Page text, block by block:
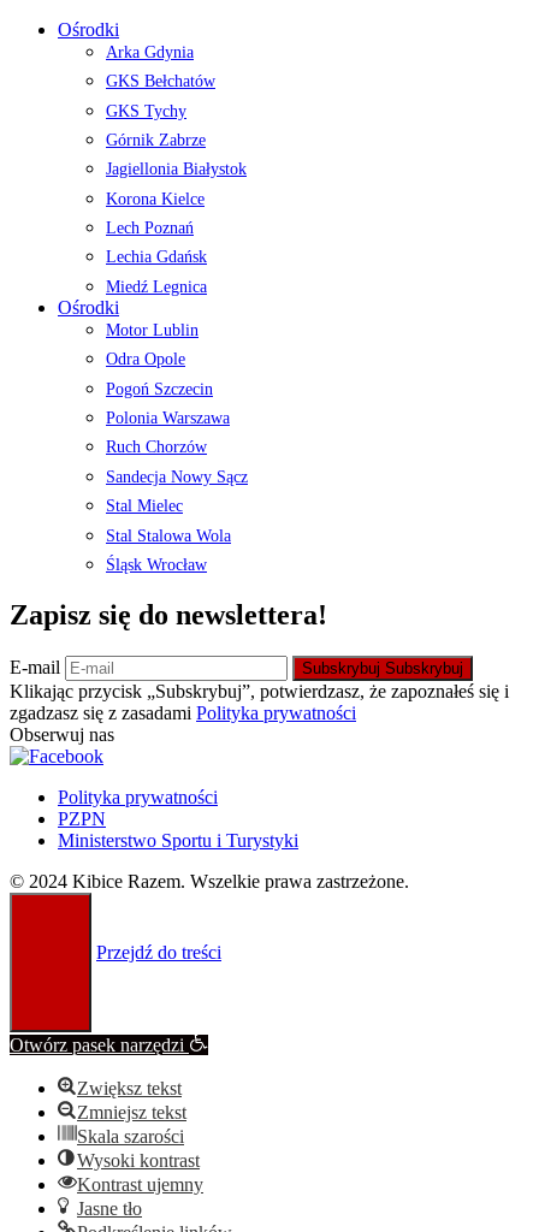
Ośrodki
Arka Gdynia
GKS Bełchatów
GKS Tychy
Górnik Zabrze
Jagiellonia Białystok
Korona Kielce
Lech Poznań
Lechia Gdańsk
Miedź Legnica
Ośrodki
Motor Lublin
Odra Opole
Pogoń Szczecin
Polonia Warszawa
Ruch Chorzów
Sandecja Nowy Sącz
Stal Mielec
Stal Stalowa Wola
Śląsk Wrocław
Zapisz się do newslettera!
E-mail Subskrybuj Subskrybuj
Klikając przycisk „Subskrybuj”, potwierdzasz, że zapoznałeś się i
zgadzasz się z zasadami Polityka prywatności
Obserwuj nas
Polityka prywatności
PZPN
Ministerstwo Sportu i Turystyki
© 2024 Kibice Razem. Wszelkie prawa zastrzeżone.
Przejdź do treści
Otwórz pasek narzędzi
Zwiększ tekst
Zmniejsz tekst
Skala szarości
Wysoki kontrast
Kontrast ujemny
Jasne tło